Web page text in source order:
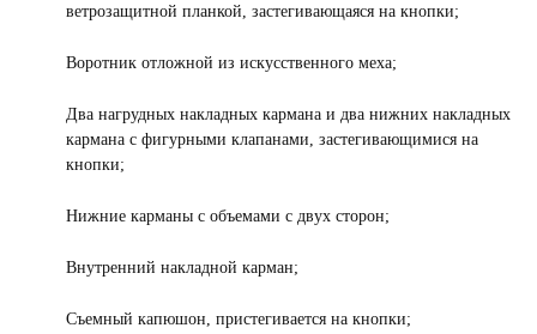
ветрозащитной планкой, застегивающаяся на кнопки;
Воротник отложной из искусственного меха;
Два нагрудных накладных кармана и два нижних накладных
кармана с фигурными клапанами, застегивающимися на
кнопки;
Нижние карманы с объемами с двух сторон;
Внутренний накладной карман;
Съемный капюшон, пристегивается на кнопки;